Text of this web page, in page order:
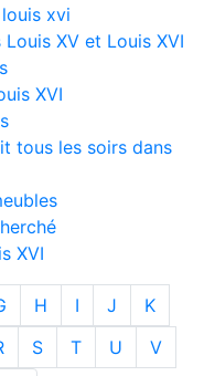
xvi
XV et Louis XVI
XVI
tous les soirs dans
XVI
H I J
K
S T U V